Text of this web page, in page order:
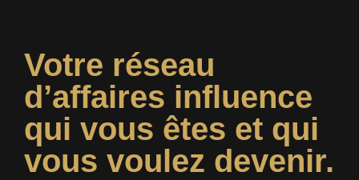
Votre réseau
d’affaires influence
qui vous êtes et qui
vous voulez devenir.